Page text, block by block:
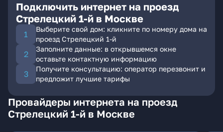
Подключить интернет на проезд
Стрелецкий 1-й в Москве
Выберите свой дом: кликните по номеру дома на
проезд Стрелецкий 1-й
Заполните данные: в открывшемся окне
оставьте контактную информацию
Получите консультацию: оператор перезвонит и
предложит лучшие тарифы
Провайдеры интернета на проезд
Стрелецкий 1-й в Москве